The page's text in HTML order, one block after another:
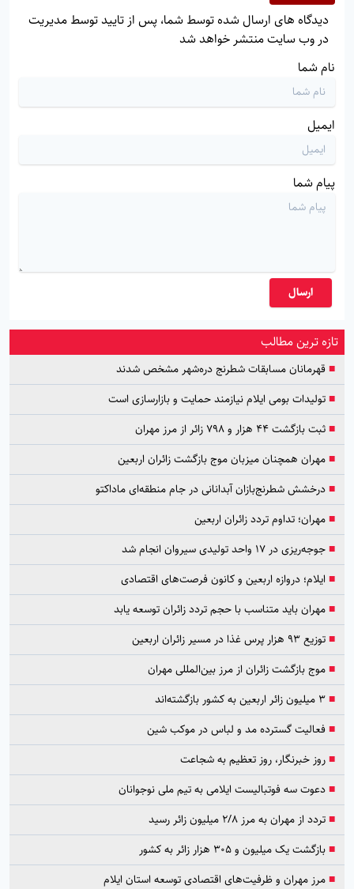
دیدگاه های ارسال شده توسط شما، پس از تایید توسط مدیریت
در وب سایت منتشر خواهد شد
نام شما
ایمیل
پیام شما
ارسال
تازه ترین مطالب
■قهرمانان مسابقات شطرنج دره‌شهر مشخص شدند
■تولیدات بومی ایلام نیازمند حمایت و بازارسازی است
■ثبت بازگشت ۴۴ هزار و ۷۹۸ زائر از مرز مهران
■مهران همچنان میزبان موج بازگشت زائران اربعین
■درخشش شطرنج‌بازان آبدانانی در جام منطقه‌ای ماداکتو
■مهران؛ تداوم تردد زائران اربعین
■جوجه‌ریزی در ۱۷ واحد تولیدی سیروان انجام شد
■ ایلام؛ دروازه اربعین و کانون فرصت‌های اقتصادی
■مهران باید متناسب با حجم تردد زائران توسعه یابد
■توزیع ۹۳ هزار پرس غذا در مسیر زائران اربعین
■موج بازگشت زائران از مرز بین‌المللی مهران
■۳ میلیون زائر اربعین به کشور بازگشته‌اند
■فعالیت گسترده مد و لباس در موکب شین
■روز خبرنگار، روز تعظیم به شجاعت
■دعوت سه فوتبالیست ایلامی به تیم ملی نوجوانان
■تردد از مهران به مرز ۲/۸ میلیون زائر رسید
■بازگشت یک میلیون و ۳۰۵ هزار زائر به کشور
■مرز مهران و ظرفیت‌های اقتصادی توسعه استان ایلام